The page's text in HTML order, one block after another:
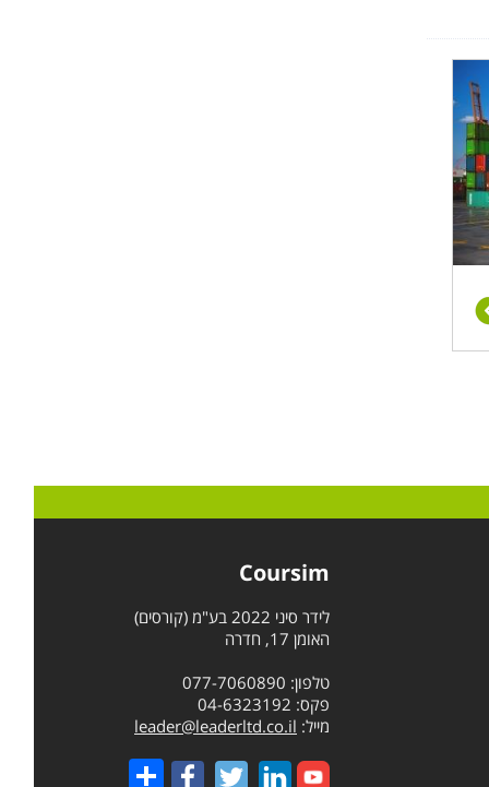
Coursim
לידר סיני 2022 בע"מ (קורסים)
האומן 17, חדרה
טלפון: 077-7060890
פקס: 04-6323192
מייל: leader@leaderltd.co.il
Share